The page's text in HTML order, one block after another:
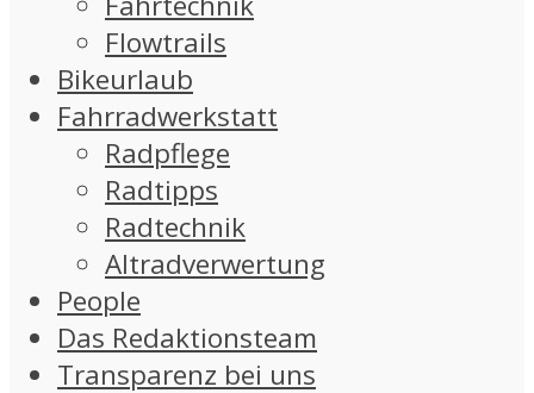
Flowtrails
Bikeurlaub
Fahrradwerkstatt
Radpflege
Radtipps
Radtechnik
Altradverwertung
People
Das Redaktionsteam
Transparenz bei uns